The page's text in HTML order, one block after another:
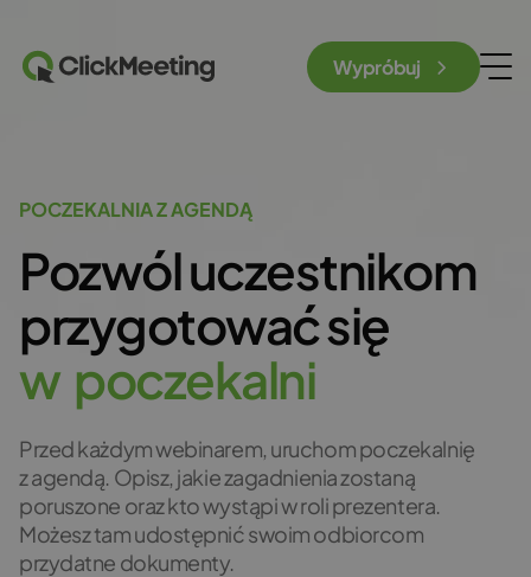
Wypróbuj
POCZEKALNIA Z AGENDĄ
Pozwól uczestnikom
przygotować się
w poczekalni
Przed każdym webinarem, uruchom poczekalnię
z agendą. Opisz, jakie zagadnienia zostaną
poruszone oraz kto wystąpi w roli prezentera.
Możesz tam udostępnić swoim odbiorcom
przydatne dokumenty.